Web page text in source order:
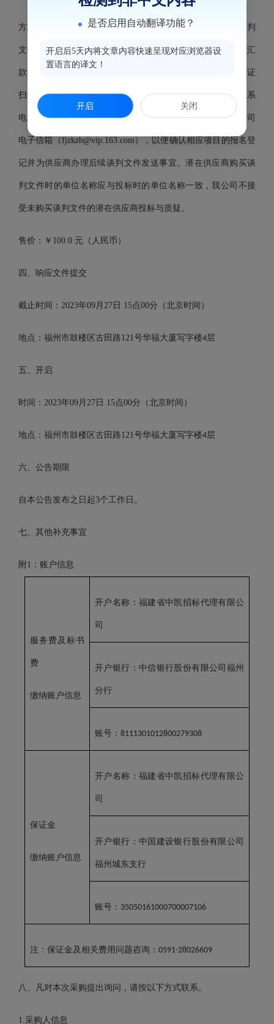
方式：供应商可直接到福建省中凯招标代理有限公司购买谈判
文件，若有异地购买谈判文件者，以对公转账汇款，但须在汇
款凭证中注明本项目的项目编号或项目名称，同时将汇款凭证
扫描件（或网银转账截图）、供应商单位名称、联系人、联系
电话、拟报名合同包号等信息以电子邮件形式发送给招标公司
电子信箱（fjzkzb@vip.163.com），以便确认相应项目的报名登
记并为供应商办理后续谈判文件发送事宜。潜在供应商购买谈
判文件时的单位名称应与投标时的单位名称一致，我公司不接
受未购买谈判文件的潜在供应商投标与质疑。
售价：￥ 100.0 元（人民币）
四、响应文件提交
截止时间： 2023年09月 27 日 15点00分（北京时间）
地点：福州市鼓楼区古田路121号华福大厦写字楼4层
五、开启
时间： 2023年09月 27 日 15点00分（北京时间）
地点：福州市鼓楼区古田路121号华福大厦写字楼4层
六、公告期限
自本公告发布之日起3个工作日。
七、其他补充事宜
附1 ：账户信息
服务费及标书
费
缴纳账户信息
开户名称：福建省中凯招标代理有限公
司
开户银行：中信银行股份有限公司福州
分行
账号： 8111301012800279308
保证金
缴纳账户信息
开户名称：福建省中凯招标代理有限公
司
开户银行：中国建设银行股份有限公司
福州城东支行
账号： 35050161000700007106
注：保证金及相关费用问题咨询： 0591-28026609
八、凡对本次采购提出询问，请按以下方式联系。
1.采购人信息
是否启用自动翻译功能？
开启后5天内将文章内容快速呈现对应浏览器设
置语言的译文！
开启 关闭